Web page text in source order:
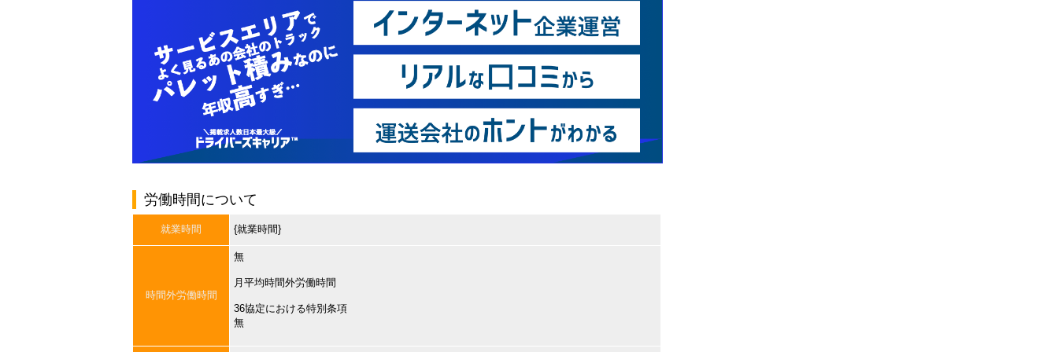
労働時間について
就業時間 {就業時間}
時間外労働時間
無
月平均時間外労働時間
36協定における特別条項
無